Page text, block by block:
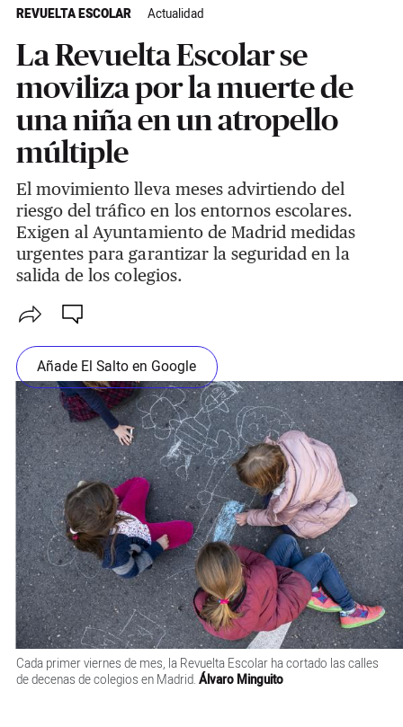
REVUELTA ESCOLAR Actualidad
La Revuelta Escolar se
moviliza por la muerte de
una niña en un atropello
múltiple
El movimiento lleva meses advirtiendo del
riesgo del tráfico en los entornos escolares.
Exigen al Ayuntamiento de Madrid medidas
urgentes para garantizar la seguridad en la
salida de los colegios.
Añade El Salto en Google
Cada primer viernes de mes, la Revuelta Escolar ha cortado las calles
de decenas de colegios en Madrid. Álvaro Minguito